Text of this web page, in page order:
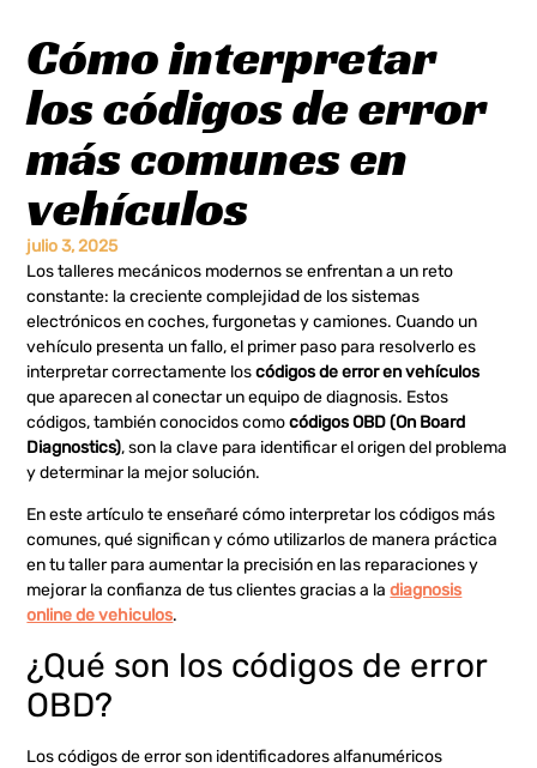
Cómo interpretar
los códigos de error
más comunes en
vehículos
julio 3, 2025
Los talleres mecánicos modernos se enfrentan a un reto
constante: la creciente complejidad de los sistemas
electrónicos en coches, furgonetas y camiones. Cuando un
vehículo presenta un fallo, el primer paso para resolverlo es
interpretar correctamente loscódigos de error en vehículos
que aparecen al conectar un equipo de diagnosis. Estos
códigos, también conocidos comocódigos OBD (On Board
Diagnostics), son la clave para identificar el origen del problema
y determinar la mejor solución.
En este artículo te enseñaré cómo interpretar los códigos más
comunes, qué significan y cómo utilizarlos de manera práctica
en tu taller para aumentar la precisión en las reparaciones y
mejorar la confianza de tus clientes gracias a ladiagnosis
online de vehiculos.
¿Qué son los códigos de error
OBD?
Los códigos de error son identificadores alfanuméricos